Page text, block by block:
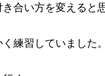
合い方を変えると
練習していました。